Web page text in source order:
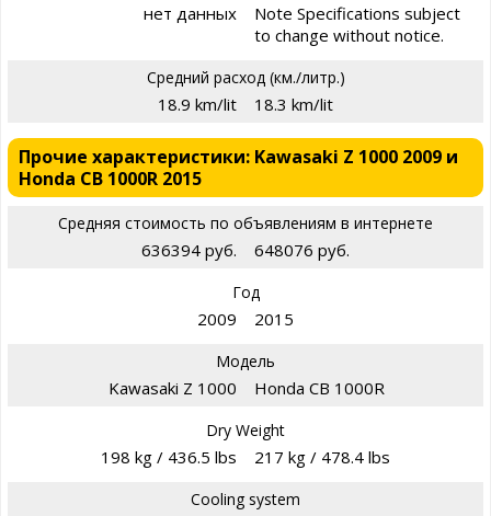
нет данных
Note Specifications subject
to change without notice.
Средний расход (км./литр.)
18.9 km/lit 18.3 km/lit
Прочие характеристики: Kawasaki Z 1000 2009 и
Honda CB 1000R 2015
Средняя стоимость по объявлениям в интернете
636394 руб. 648076 руб.
Год
2009 2015
Модель
Kawasaki Z 1000 Honda CB 1000R
Dry Weight
198 kg / 436.5 lbs 217 kg / 478.4 lbs
Cooling system